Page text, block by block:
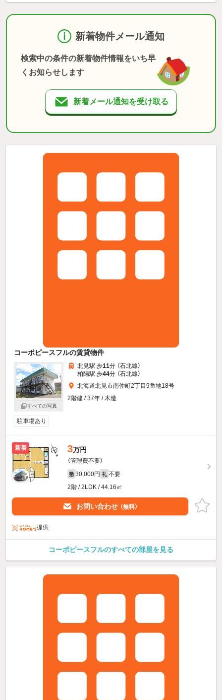
新着物件メール通知
検索中の条件の新着物件情報をいち早
くお知らせします
新着メール通知を受け取る
コーポピースフルの賃貸物件
すべての写真
北見駅 歩11分 （石北線）
柏陽駅 歩44分 （石北線）
北海道北見市南仲町2丁目9番地18号
2階建 / 37年 / 木造
駐車場あり
新着 3万円
（管理費不要）
敷 30,000円 礼 不要
2階 / 2LDK / 44.16㎡
お問い合わせ （無料）
提供
コーポピースフルのすべての部屋を見る